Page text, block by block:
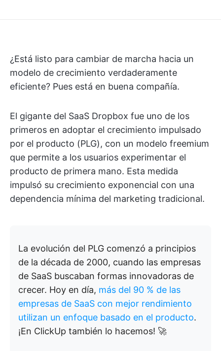
¿Está listo para cambiar de marcha hacia un
modelo de crecimiento verdaderamente
eficiente? Pues está en buena compañía.
El gigante del SaaS Dropbox fue uno de los
primeros en adoptar el crecimiento impulsado
por el producto (PLG), con un modelo freemium
que permite a los usuarios experimentar el
producto de primera mano. Esta medida
impulsó su crecimiento exponencial con una
dependencia mínima del marketing tradicional.
La evolución del PLG comenzó a principios
de la década de 2000, cuando las empresas
de SaaS buscaban formas innovadoras de
crecer. Hoy en día, más del 90 % de las
empresas de SaaS con mejor rendimiento
utilizan un enfoque basado en el producto.
¡En ClickUp también lo hacemos! 🚀